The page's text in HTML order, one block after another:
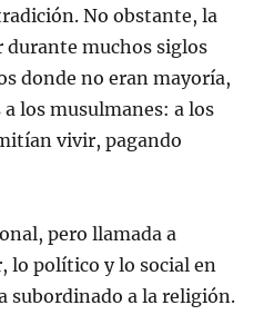
No obstante, la
durante muchos siglos
donde no eran mayoría,
los musulmanes: a los
vivir, pagando
pero llamada a
lo político y lo social en
subordinado a la religión.